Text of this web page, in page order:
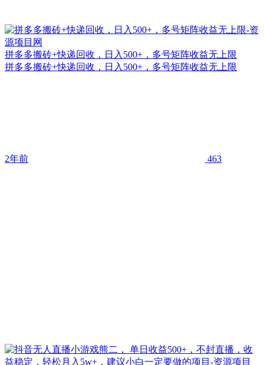
拼多多搬砖+快递回收，日入500+，多号矩阵收益无上限
拼多多搬砖+快递回收，日入500+，多号矩阵收益无上限
2年前 463